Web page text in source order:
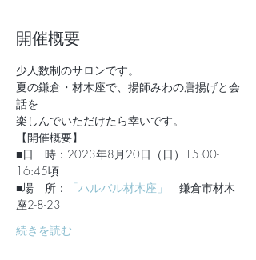
開催概要
少人数制のサロンです。
夏の鎌倉・材木座で、揚師みわの唐揚げと会
話を
楽しんでいただけたら幸いです。
【開催概要】
■日　時：2023年8月20日（日）15:00-
16:45頃
■場　所：
「ハルバル材木座」
鎌倉市材木
座2-8-23
続きを読む